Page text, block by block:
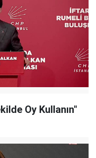
Oy Kullanın"